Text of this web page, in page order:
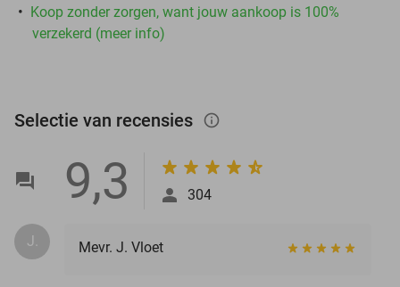
Koop zonder zorgen, want jouw aankoop is 100%
verzekerd (meer info)
Selectie van recensies info_outlined
9,3 304
J. Mevr. J. Vloet